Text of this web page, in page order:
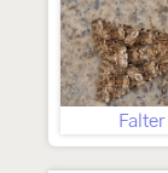
Falter